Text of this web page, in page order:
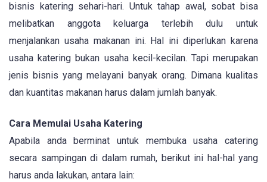
bisnis katering sehari-hari. Untuk tahap awal, sobat bisa
melibatkan anggota keluarga terlebih dulu untuk
menjalankan usaha makanan ini. Hal ini diperlukan karena
usaha katering bukan usaha kecil-kecilan. Tapi merupakan
jenis bisnis yang melayani banyak orang. Dimana kualitas
dan kuantitas makanan harus dalam jumlah banyak.
Cara Memulai Usaha Katering
Apabila anda berminat untuk membuka usaha catering
secara sampingan di dalam rumah, berikut ini hal-hal yang
harus anda lakukan, antara lain: